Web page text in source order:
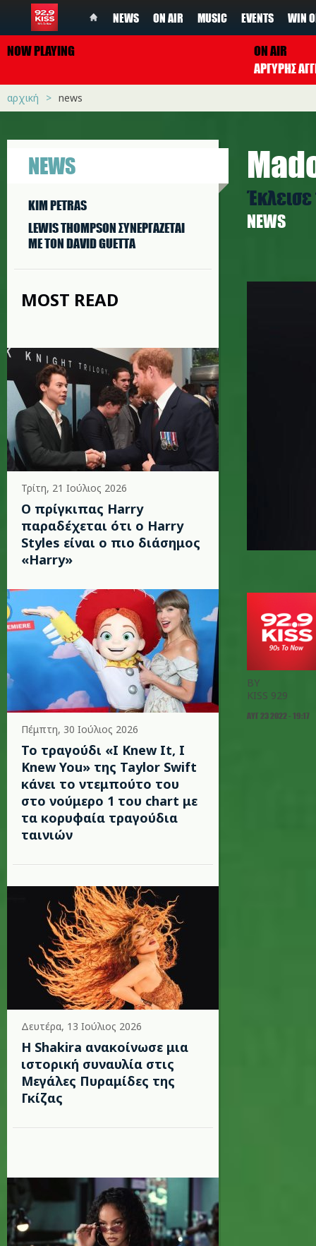
NEWS ON AIR MUSIC EVENTS WIN
NOW PLAYING
ON AIR
ΑΡΓΥΡΗΣ
αρχική news
NEWS
KIM PETRAS
LEWIS THOMPSON ΣΥΝΕΡΓAΖΕΤΑΙ
ΜΕ ΤΟΝ DAVID GUETTA
MOST READ
Τρίτη, 21 Ιούλιος 2026
Ο πρίγκιπας Harry
παραδέχεται ότι ο Harry
Styles είναι ο πιο διάσημος
«Harry»
Πέμπτη, 30 Ιούλιος 2026
Το τραγούδι «I Knew It, I
Knew You» της Taylor Swift
κάνει το ντεμπούτο του
στο νούμερο 1 του chart με
τα κορυφαία τραγούδια
ταινιών
Δευτέρα, 13 Ιούλιος 2026
Η Shakira ανακοίνωσε μια
ιστορική συναυλία στις
Μεγάλες Πυραμίδες της
Γκίζας
Έκλεισε
NEWS
BY
KISS 929
ΑΥΓ 23 2022 - 19:17